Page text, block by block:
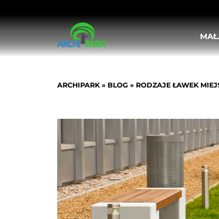
STOJAKI ROWEROWE
BARIERKI MIEJSKIE
TABLICE OGŁOSZENIOWE I
LEŻAKI MIEJSKIE
HUŚTAWKI MIEJSKIE
MEBLE OGRODOWO-PIKNIKOWE
WIATY ROWEROWE
ARCHIPARK» BLOG » RODZAJE ŁAWEK